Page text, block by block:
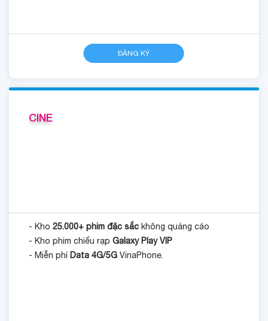
ĐĂNG KÝ
CINE
- Kho25.000+ phim đặc sắc không quảng cáo
- Kho phim chiếu rạpGalaxy Play VIP
- Miễn phí Data 4G/5GVinaPhone.